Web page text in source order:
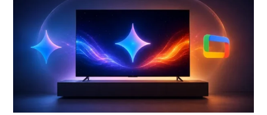
Últimas Notícias